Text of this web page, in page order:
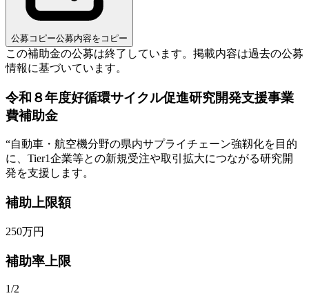
公募コピー公募内容をコピー
この補助金の公募は終了しています。 掲載内容は過去の公募
情報に基づいています。
令和８年度好循環サイクル促進研究開発支援事業
費補助金
“自動車・航空機分野の県内サプライチェーン強靱化を目的
に、Tier1企業等との新規受注や取引拡大につながる研究開
発を支援します。
補助上限額
250万円
補助率上限
1/2